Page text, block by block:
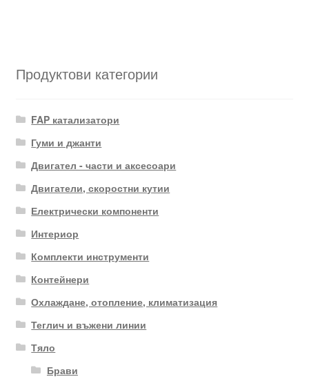
Продуктови категории
FAP катализатори
Гуми и джанти
Двигател - части и аксесоари
Двигатели, скоростни кутии
Електрически компоненти
Интериор
Комплекти инструменти
Контейнери
Охлаждане, отопление, климатизация
Теглич и въжени линии
Тяло
Брави